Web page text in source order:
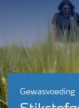
Gewasvoeding